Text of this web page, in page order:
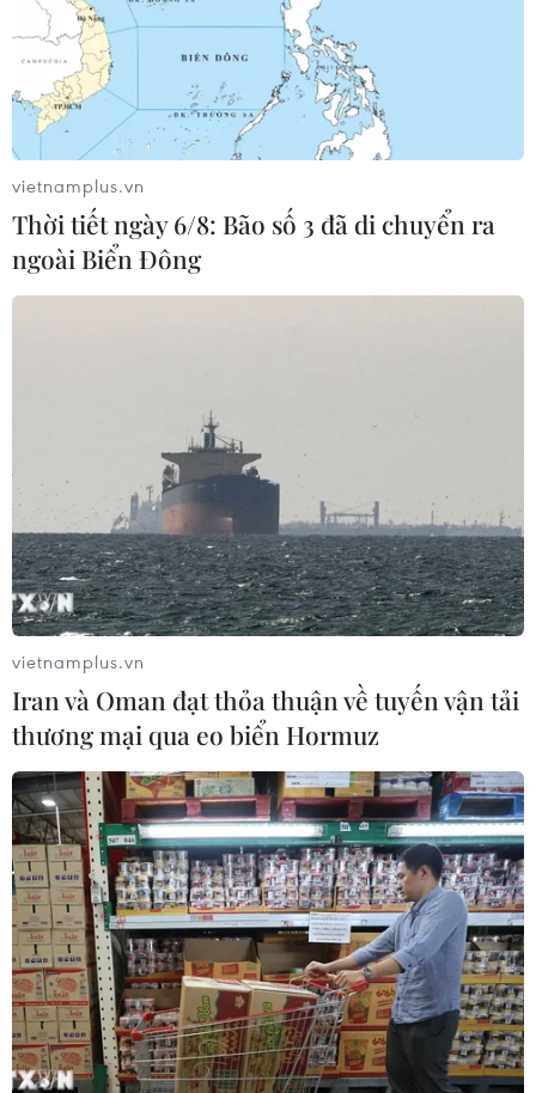
cho sức khỏe và môi trường
Xe đạp đã và đang được coi là một giải pháp hiệu
quả, không chỉ vì tính khả thi và an toàn mà còn vì lợi
ích lớn đối với sức khỏe và môi trường.
vietnamplus.vn
Thời tiết ngày 6/8: Bão số 3 đã di chuyển ra
ngoài Biển Đông
vietnamplus.vn
Iran và Oman đạt thỏa thuận về tuyến vận tải
thương mại qua eo biển Hormuz